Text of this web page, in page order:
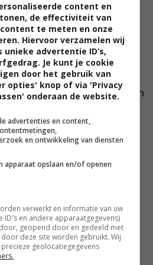
aug
terwijl de meiden lekker
-01 aug
in een luie stoel, buiten
jul
de luie stoel, zomers
van de Manakker-31 jul
schaduw in de achtertuin
dit boek, lijkt het of je toch
content en
de effectiviteit van
te meten en onze
Hiervoor verzamelen wij
unieke advertentie ID’s,
Je kunt je cookie
door het gebruik van
opties' knop of via 'Privacy
onderaan de website.
advertenties en content,
en ontwikkeling van diensten
apparaat opslaan en/of openen
verwerkt en informatie van uw
ID's en andere apparaatgegevens)
geopend door en gedeeld met
deze site worden gebruikt. Wij
geolocatiegegevens